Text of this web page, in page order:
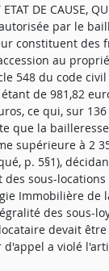
ETAT DE CAUSE,
par le
constituent des
au
548 du code
de 981,82
ce qui, sur
que la
supérieure à 2
p. 5§1),
sous-
Immobilière de
des sous-
devait
a violé